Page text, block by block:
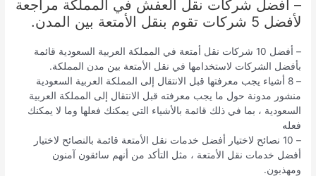
– أفضل شركات نقل العفش في المملكة مراجعة
لأفضل 5 شركات تقوم بنقل الأمتعة بين المدن.
– أفضل 10 شركات نقل أمتعة في المملكة العربية السعودية قائمة
بأفضل الشركات لاستخدامها في نقل الأمتعة بين مدن المملكة.
– 8 أشياء يجب معرفتها قبل الانتقال إلى المملكة العربية السعودية
منشور مدونة حول ما يجب معرفته قبل الانتقال إلى المملكة العربية
السعودية ، بما في ذلك قائمة بالأشياء التي يمكنك فعلها وما لا يمكنك
فعله
– 10 نصائح لاختيار أفضل خدمات نقل الأمتعة قائمة بالنصائح لاختيار
أفضل خدمات نقل الأمتعة ، مثل التأكد من أنهم سائقون آمنون
ومهذبون.